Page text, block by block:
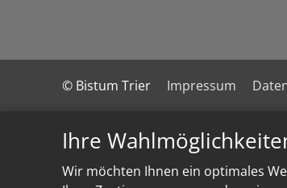
Ihre
Wir möchten Ihnen ein optimales
© Bistum Trier Impressum